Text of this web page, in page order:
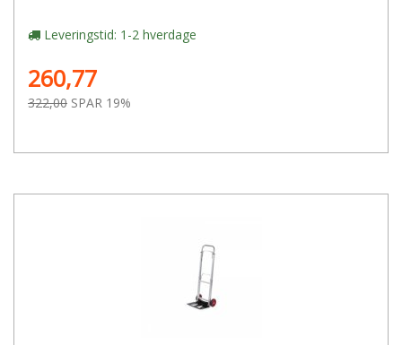
Leveringstid: 1-2 hverdage
260,77
322,00 SPAR 19%